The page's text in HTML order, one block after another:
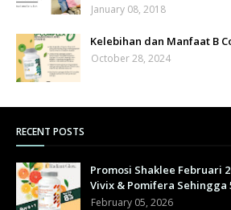
January 08, 2018
Kelebihan dan Manfaat B
October 28, 2024
RECENT POSTS
Promosi Shaklee Februari
Vivix & Pomifera Sehingga
February 05, 2026